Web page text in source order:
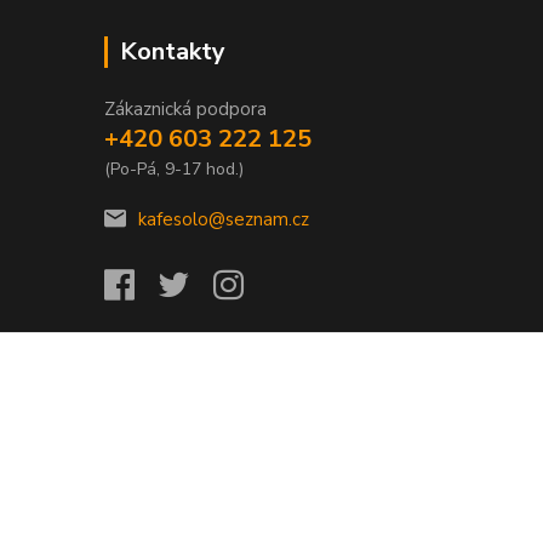
Kontakty
Zákaznická podpora
+420 603 222 125
(Po-Pá, 9-17 hod.)
kafesolo@seznam.cz